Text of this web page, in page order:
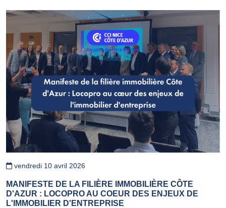
vendredi 10 avril 2026
MANIFESTE DE LA FILIÈRE IMMOBILIÈRE CÔTE
D'AZUR : LOCOPRO AU COEUR DES ENJEUX DE
L'IMMOBILIER D'ENTREPRISE